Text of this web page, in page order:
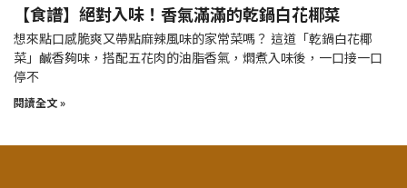
【食譜】絕對入味！香氣滿滿的乾鍋白花椰菜
想來點口感脆爽又帶點麻辣風味的家常菜嗎？ 這道「乾鍋白花椰
菜」鹹香夠味，搭配五花肉的油脂香氣，燜煮入味後，一口接一口
停不
閱讀全文 »